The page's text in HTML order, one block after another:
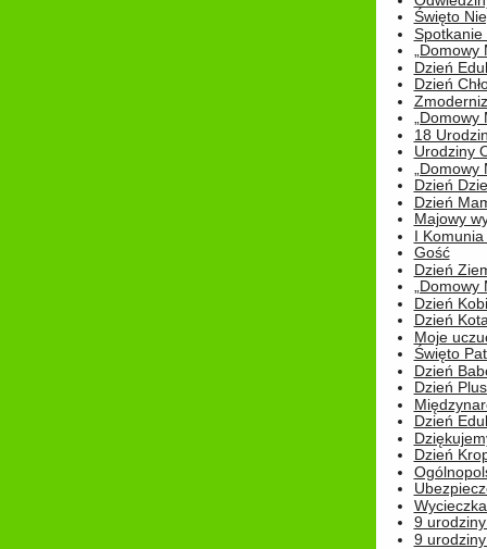
Święto
Spotkanie
Dzień
Dzień
18
Urodziny
Dzień
Dzień
Majowy
I
Gość
Dzień
Dzień
Dzień
Moje
Święto
Dzień
Dzień
Dzień
Dzień
9
9